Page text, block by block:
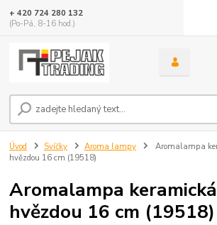
+ 420 724 280 132
(Po-Pá, 8-16 hod.)
Úvod Svíčky Aroma lampy
Aromalampa
hvězdou 16 cm (19518)
Aromalampa
hvězdou 16 cm (19518)